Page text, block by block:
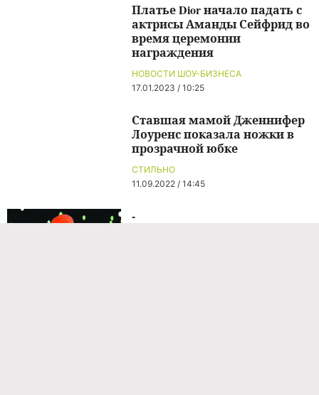
НОВОСТИ ШОУ-БИЗНЕСА
17.01.2023 / 10:25
Платье Dior начало падать с
актрисы Аманды Сейфрид во
время церемонии
награждения
СТИЛЬНО
11.09.2022 / 14:45
Ставшая мамой Дженнифер
Лоуренс показала ножки в
прозрачной юбке
-